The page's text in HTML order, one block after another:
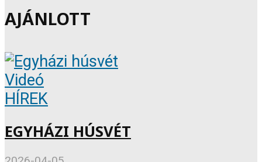
AJÁNLOTT
Videó
HÍREK
EGYHÁZI HÚSVÉT